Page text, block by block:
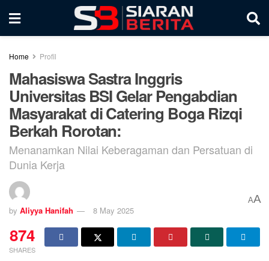
Home Profil
Mahasiswa Sastra Inggris
Universitas BSI Gelar Pengabdian
Masyarakat di Catering Boga Rizqi
Berkah Rorotan:
Menanamkan Nilai Keberagaman dan Persatuan di
Dunia Kerja
by Aliyya Hanifah 8 May 2025
AA
874
SHARES